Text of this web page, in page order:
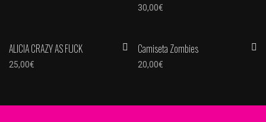
30,00€
ALICIA CRAZY AS FUCK
25,00€
Camiseta Zombies
20,00€